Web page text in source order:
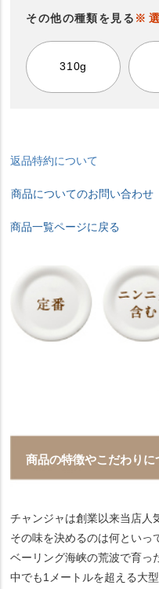
その他の種類を見る ※
310g
返品特約について
商品についてのお問い合わせ
商品一覧ページに戻る
商品の特徴やこだわりに
チャンジャは創業以来当店人
その味を決めるのは何といっ
ベーリング海峡の荒波で育っ
中でも1メートルを超える大